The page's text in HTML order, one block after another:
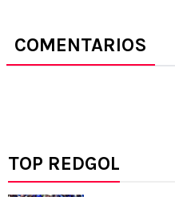
COMENTARIOS
TOP REDGOL